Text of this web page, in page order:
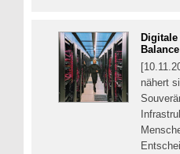
nähert